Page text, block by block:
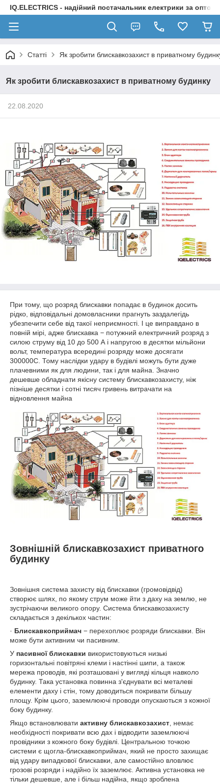
IQ.ELECTRICS - надійний постачальник електрики за
Статті Як зробити блискавкозахист в приватному
Як зробити блискавкозахист в приватному будинку
22.08.2020
При тому, що розряд блискавки попадає в будинок досить
рідко, відповідальні домовласники прагнуть заздалегідь
убезпечити себе від такої неприємності. І це виправдано в
повній мірі, адже блискавка − потужний електричний розряд з
силою струму від 10 до 500 А і напругою в десятки мільйони
вольт, температура всередині розряду може досягати
300000С. Тому наслідки удару в будівлі можуть бути дуже
плачевними як для людини, так і для майна. Значно
дешевше обладнати якісну систему блискавкозахисту, ніж
пізніше десятки і сотні тисяч гривень витрачати на
відновлення майна
Зовнішній блискавкозахист приватного
будинку
Зовнішня система захисту від блискавки (громовідвід)
створює шлях, по якому струм може йти з даху на землю, не
зустрічаючи великого опору. Система блискавкозахисту
складається з декількох частин:
· Блискавкоприймач − перехоплює розряди блискавки. Він
може бути активним чи пасивним.
У пасивної блискавки використовуються низькі
горизонтальні повітряні клеми і настінні шипи, а також
мережа проводів, які розташовані у вигляді кільця навколо
будинку. Така установка повинна з'єднувати всі металеві
елементи даху і стін, тому доводиться покривати більшу
площу. Крім цього, заземлюючі проводи опускаються з кожної
боку будинку.
Якщо встановлювати активну блискавкозахист , немає
необхідності покривати всю дах і відводити заземлюючі
провідники з кожного боку будівлі. Центральною точкою
системи є щогла-блискавкоприймач, який не просто захищає
від удару випадкової блискавки, але самостійно вловлює
грозові розряди і надійно їх заземлює. Активна установка не
тільки дешевше, але і більш надійна, якщо зроблена